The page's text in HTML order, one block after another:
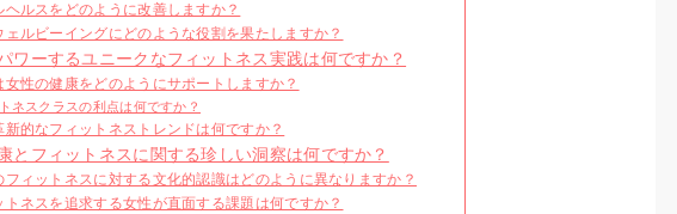
ルスをどのように改善しますか？
ルビーイングにどのような役割を果たしますか？
ワーするユニークなフィットネス実践は何ですか？
性の健康をどのようにサポートしますか？
ネスクラスの利点は何ですか？
的なフィットネストレンドは何ですか？
とフィットネスに関する珍しい洞察は何ですか？
ィットネスに対する文化的認識はどのように異なりますか？
ネスを追求する女性が直面する課題は何ですか？